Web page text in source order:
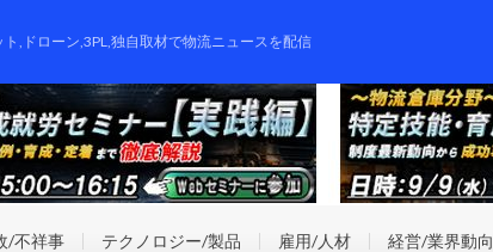
,ドローン,3PL,独自取材で物流ニュースを配信
/不祥事 テクノロジー/製品 雇用/人材 経営/業界動向